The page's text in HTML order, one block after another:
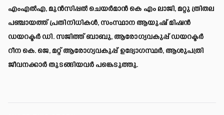
എംഎൽഎ, മുൻസിപ്പൽ ചെയർമാൻ കെ എം ലാജി, മറ്റു ത്രിതല
പഞ്ചായത്ത് പ്രതിനിധികൾ, സംസ്ഥാന ആയുഷ് മിഷൻ
ഡയറക്ടർ ഡി. സജിത്ത് ബാബു, ആരോഗ്യവകുപ്പ് ഡയറക്ടർ
റീന കെ. ജെ, മറ്റ് ആരോഗ്യവകുപ്പ് ഉദ്യോഗസ്ഥർ, ആശുപത്രി
ജീവനക്കാർ തുടങ്ങിയവർ പങ്കെടുത്തു.